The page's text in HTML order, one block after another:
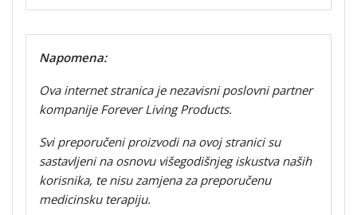
Napomena:
Ova internet stranica je nezavisni poslovni partner
kompanije Forever Living Products.
Svi preporučeni proizvodi na ovoj stranici su
sastavljeni na osnovu višegodišnjeg iskustva naših
korisnika, te nisu zamjena za preporučenu
medicinsku terapiju.